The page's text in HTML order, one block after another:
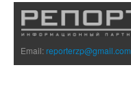
Email:reporterzp@gmail.com